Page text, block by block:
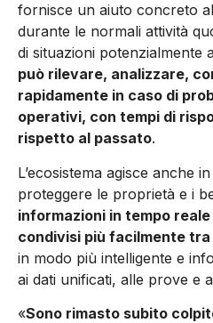
fornisce un aiuto concreto
durante le normali attività
di situazioni potenzialmente
può rilevare, analizzare,
rapidamente in caso di
operativi, con tempi di
rispetto al passato.
L’ecosistema agisce anche
proteggere le proprietà e i
informazioni in tempo
condivisi più facilmente tra
in modo più intelligente e
ai dati unificati, alle prove e
«Sono rimasto subito